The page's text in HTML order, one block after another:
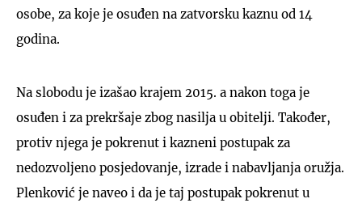
osobe, za koje je osuđen na zatvorsku kaznu od 14
godina.
Na slobodu je izašao krajem 2015. a nakon toga je
osuđen i za prekršaje zbog nasilja u obitelji. Također,
protiv njega je pokrenut i kazneni postupak za
nedozvoljeno posjedovanje, izrade i nabavljanja oružja.
Plenković je naveo i da je taj postupak pokrenut u